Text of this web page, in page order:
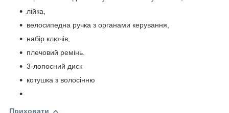
лійка,
велосипедна ручка з органами керування,
набір ключів,
плечовий ремінь.
3-лопосний диск
котушка з волосінню
Приховати